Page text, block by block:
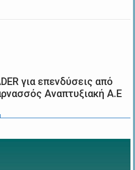
για επενδύσεις από
Αναπτυξιακή Α.Ε